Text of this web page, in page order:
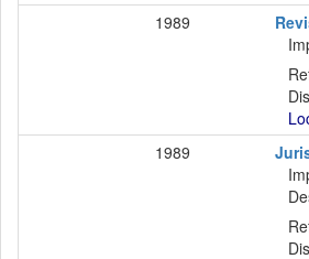
1989
1989